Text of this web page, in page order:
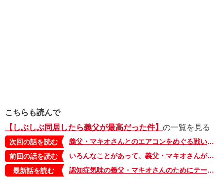
こちらも読んで
【しぶしぶ同居したら義父が最高だった件】 の一覧を見る
次回の話を読む
義父・マキオさんとのエアコンをめぐる戦い。１日に10回も繰り返す理由は…!? 【しぶしぶ同居したら義父が最高だった件・102】
前回の話を読む
いろんなことがあって、義父・マキオさんが好きな私。その理由は「何をしてくれるか」ではなくて…【しぶしぶ同居したら義父が最高だった件・100】
最新話を読む
認知症気味の義父・マキオさんのためにテーブルに置いた味噌汁がいつの間にか…【しぶしぶ同居したら義父が最高だった件・103】